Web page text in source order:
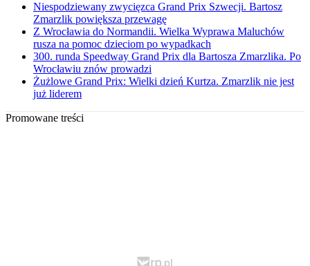
Niespodziewany zwycięzca Grand Prix Szwecji. Bartosz
Zmarzlik powiększa przewagę
Z Wrocławia do Normandii. Wielka Wyprawa Maluchów
rusza na pomoc dzieciom po wypadkach
300. runda Speedway Grand Prix dla Bartosza Zmarzlika. Po
Wrocławiu znów prowadzi
Żużlowe Grand Prix: Wielki dzień Kurtza. Zmarzlik nie jest
już liderem
Promowane treści